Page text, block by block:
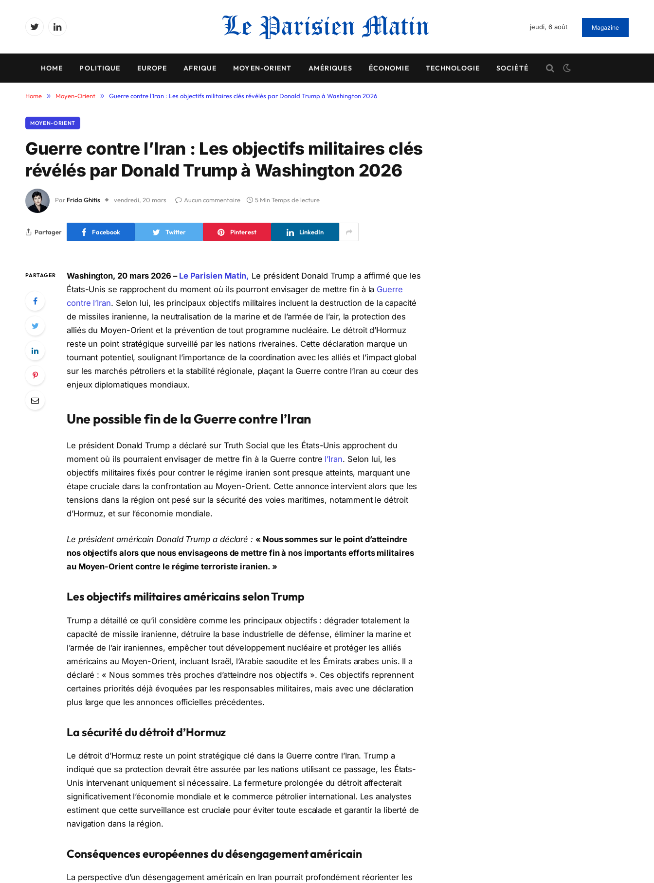
TwitterLinkedIn
jeudi, 6 août Magazine
HOME POLITIQUE EUROPE AFRIQUE MOYEN-ORIENT AMÉRIQUES ÉCONOMIE TECHNOLOGIE SOCIÉTÉ
Home » Moyen-Orient » Guerre contre l’Iran : Les objectifs militaires clés révélés par Donald Trump à Washington 2026
MOYEN-ORIENT
Guerre contre l’Iran : Les objectifs militaires clés
révélés par Donald Trump à Washington 2026
Par Frida Ghitis vendredi, 20 mars Aucun commentaire 5 Min Temps de lecture
Partager Facebook Twitter Pinterest LinkedIn
PARTAGER Washington, 20 mars 2026 – Le Parisien Matin, Le président Donald Trump a affirmé que les
États-Unis se rapprochent du moment où ils pourront envisager de mettre fin à la Guerre
contre l’Iran. Selon lui, les principaux objectifs militaires incluent la destruction de la capacité
de missiles iranienne, la neutralisation de la marine et de l’armée de l’air, la protection des
alliés du Moyen-Orient et la prévention de tout programme nucléaire. Le détroit d’Hormuz
reste un point stratégique surveillé par les nations riveraines. Cette déclaration marque un
tournant potentiel, soulignant l’importance de la coordination avec les alliés et l’impact global
sur les marchés pétroliers et la stabilité régionale, plaçant la Guerre contre l’Iran au cœur des
enjeux diplomatiques mondiaux.
Une possible fin de la Guerre contre l’Iran
Le président Donald Trump a déclaré sur Truth Social que les États-Unis approchent du
moment où ils pourraient envisager de mettre fin à la Guerre contre l’Iran. Selon lui, les
objectifs militaires fixés pour contrer le régime iranien sont presque atteints, marquant une
étape cruciale dans la confrontation au Moyen-Orient. Cette annonce intervient alors que les
tensions dans la région ont pesé sur la sécurité des voies maritimes, notamment le détroit
d’Hormuz, et sur l’économie mondiale.
Le président américain Donald Trump a déclaré : « Nous sommes sur le point d’atteindre
nos objectifs alors que nous envisageons de mettre fin à nos importants efforts militaires
au Moyen-Orient contre le régime terroriste iranien. »
Les objectifs militaires américains selon Trump
Trump a détaillé ce qu’il considère comme les principaux objectifs : dégrader totalement la
capacité de missile iranienne, détruire la base industrielle de défense, éliminer la marine et
l’armée de l’air iraniennes, empêcher tout développement nucléaire et protéger les alliés
américains au Moyen-Orient, incluant Israël, l’Arabie saoudite et les Émirats arabes unis. Il a
déclaré : « Nous sommes très proches d’atteindre nos objectifs ». Ces objectifs reprennent
certaines priorités déjà évoquées par les responsables militaires, mais avec une déclaration
plus large que les annonces officielles précédentes.
La sécurité du détroit d’Hormuz
Le détroit d’Hormuz reste un point stratégique clé dans la Guerre contre l’Iran. Trump a
indiqué que sa protection devrait être assurée par les nations utilisant ce passage, les États-
Unis intervenant uniquement si nécessaire. La fermeture prolongée du détroit affecterait
significativement l’économie mondiale et le commerce pétrolier international. Les analystes
estiment que cette surveillance est cruciale pour éviter toute escalade et garantir la liberté de
navigation dans la région.
Conséquences européennes du désengagement américain
La perspective d’un désengagement américain en Iran pourrait profondément réorienter les